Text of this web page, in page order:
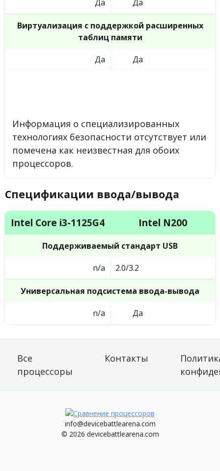
Да Да
Виртуализация с поддержкой расширенных
таблиц памяти
Да Да
Информация о специализированных
технологиях безопасности отсутствует или
помечена как неизвестная для обоих
процессоров.
Спецификации ввода/вывода
Intel Core i3-1125G4 Intel N200
Поддерживаемый стандарт USB
n/a 2.0/3.2
Универсальная подсистема ввода-вывода
n/a Да
Все
процессоры
Контакты
info@devicebattlearena.com
© 2026 devicebattlearena.com